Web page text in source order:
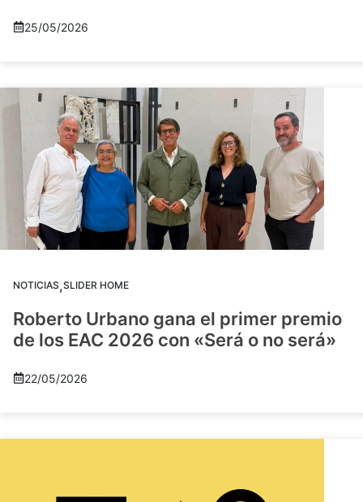
25/05/2026
NOTICIAS,SLIDER HOME
Roberto Urbano gana el primer premio
de los EAC 2026 con «Será o no será»
22/05/2026